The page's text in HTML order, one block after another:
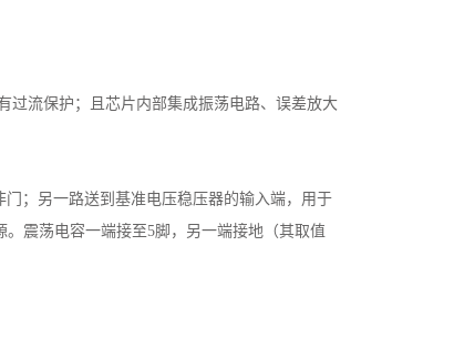
过流保护；且芯片内部集成振荡电路、误差放大
；另一路送到基准电压稳压器的输入端，用于
震荡电容一端接至5脚，另一端接地（其取值